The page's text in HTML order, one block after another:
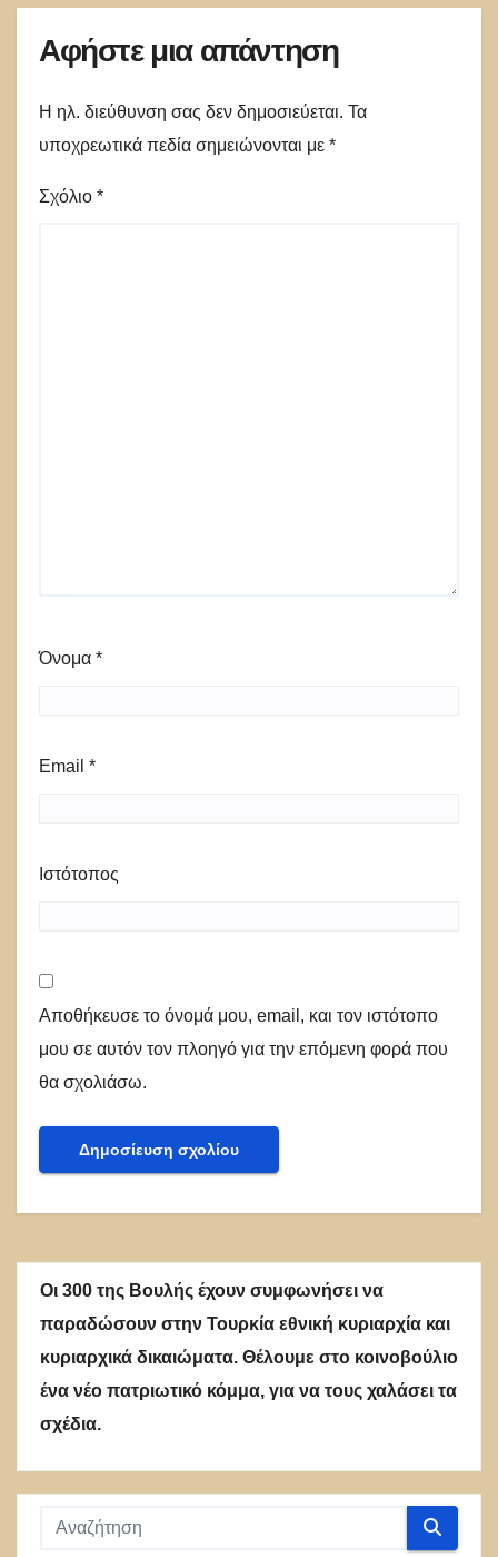
Αφήστε μια απάντηση
Η ηλ. διεύθυνση σας δεν δημοσιεύεται. Τα
υποχρεωτικά πεδία σημειώνονται με *
Σχόλιο *
Όνομα *
Email *
Ιστότοπος
Αποθήκευσε το όνομά μου, email, και τον ιστότοπο
μου σε αυτόν τον πλοηγό για την επόμενη φορά που
θα σχολιάσω.
Οι 300 της Βουλής έχουν συμφωνήσει να
παραδώσουν στην Τουρκία εθνική κυριαρχία και
κυριαρχικά δικαιώματα. Θέλουμε στο κοινοβούλιο
ένα νέο πατριωτικό κόμμα, για να τους χαλάσει τα
σχέδια.